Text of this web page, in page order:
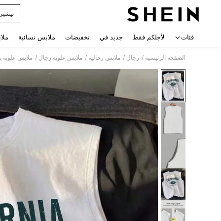
فئات لأجلكم فقط جديد في تخفيضات ملابس نسائية
الصفحة الرئيسية / رجال / ملابس رجالية / ملابس علوية رجال / ملابس علوية